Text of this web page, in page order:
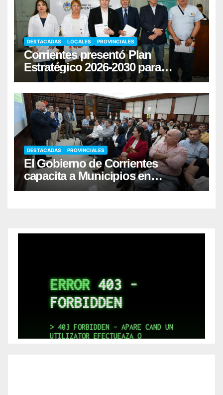
DESTACADAS LOCALES PROVINCIALES
Corrientes presentó Plan
Estratégico 2026-2030 para
fortalecer la donación de órganos
DESTACADAS PROVINCIALES
El Gobierno de Corrientes
capacita a Municipios en
Responsabilidad Fiscal